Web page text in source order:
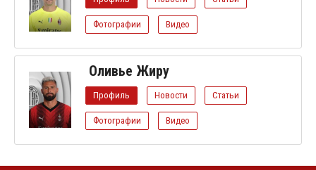
Фотографии Видео
Оливье Жиру
Профиль Новости Статьи
Фотографии Видео